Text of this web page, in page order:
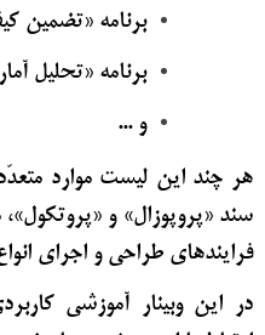
برنامه «تضمین
برنامه «تحلیل
و ...
هر چند این لیست موارد
سند «پروپوزال» و «پروتکول»،
فرایندهای طراحی و اجرای
در این وبینار آموزشی